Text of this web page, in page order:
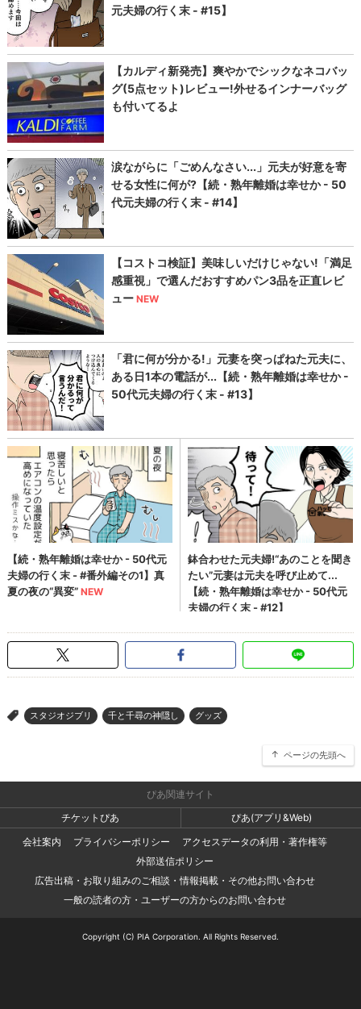
> スタジオジブリ 千と千尋の神隠し グッズ
ページの先頭へ
ぴあ関連サイト
チケットぴあ
ぴあ(アプリ&Web)
会社案内
プライバシーポリシー
アクセスデータの利用・著作権等
外部送信ポリシー
広告出稿・お取り組みのご相談・情報掲載・その他お問い合わせ
一般の読者の方・ユーザーの方からのお問い合わせ
Copyright (C) PIA Corporation. All Rights Reserved.